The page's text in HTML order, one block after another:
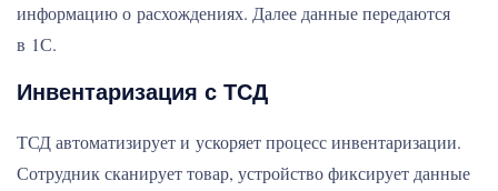
информацию о расхождениях. Далее данные передаются
в 1С.
Инвентаризация с ТСД
ТСД автоматизирует и ускоряет процесс инвентаризации.
Сотрудник сканирует товар, устройство фиксирует данные